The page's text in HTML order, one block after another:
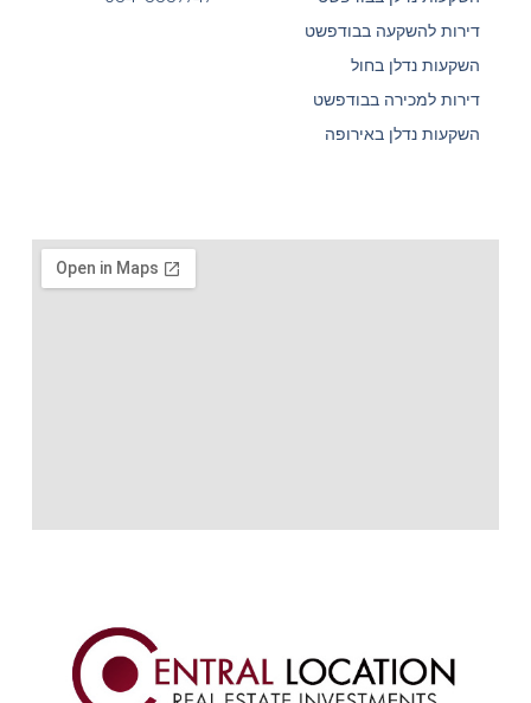
דירות להשקעה בבודפשט
השקעות נדלן בחול
דירות למכירה בבודפשט
השקעות נדלן באירופה